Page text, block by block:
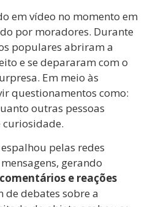
em vídeo no momento em
por moradores. Durante
populares abriram a
e se depararam com o
Em meio às
questionamentos como:
outras pessoas
pelas redes
gerando
e reações
de debates sobre a